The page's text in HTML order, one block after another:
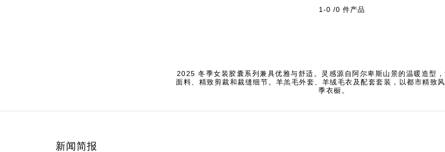
1-0 /0 件产品
2025 冬季女装胶囊系列兼具优雅与舒适。灵感源自阿尔卑斯山景的温暖造型
面料、精致剪裁和裁缝细节。羊羔毛外套、羊绒毛衣及配套套装，以都市精致
季衣橱。
新闻简报